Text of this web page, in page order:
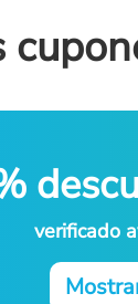
verificado